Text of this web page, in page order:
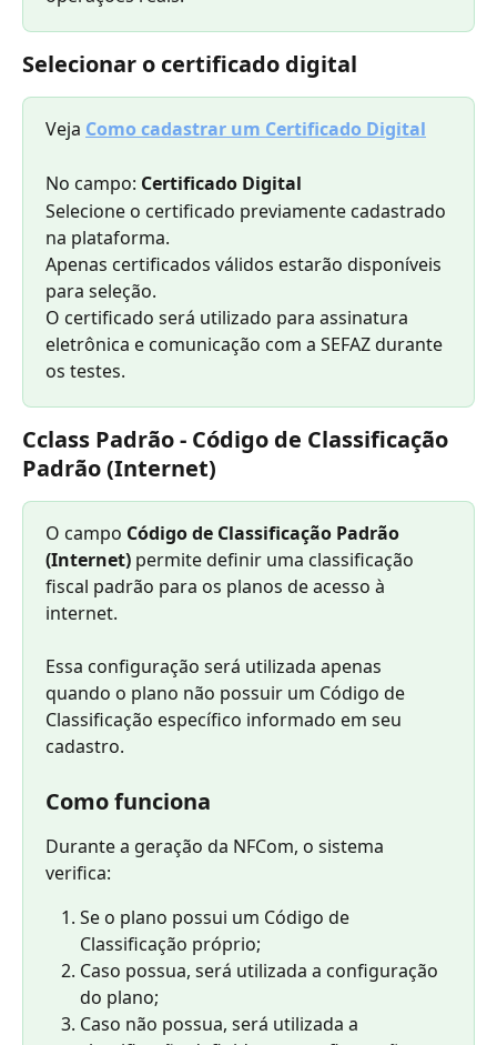
Selecionar o certificado digital
Veja Como cadastrar um Certificado Digital
No campo: Certificado Digital
Selecione o certificado previamente cadastrado
na plataforma.
Apenas certificados válidos estarão disponíveis
para seleção.
O certificado será utilizado para assinatura
eletrônica e comunicação com a SEFAZ durante
os testes.
Cclass Padrão - Código de Classificação
Padrão (Internet)
O campo Código de Classificação Padrão
(Internet) permite definir uma classificação
fiscal padrão para os planos de acesso à
internet.
Essa configuração será utilizada apenas
quando o plano não possuir um Código de
Classificação específico informado em seu
cadastro.
Como funciona
Durante a geração da NFCom, o sistema
verifica:
Se o plano possui um Código de
Classificação próprio;
Caso possua, será utilizada a configuração
do plano;
Caso não possua, será utilizada a